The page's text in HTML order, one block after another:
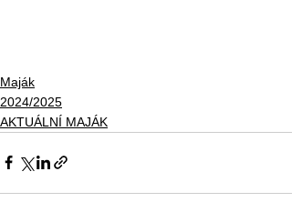
Maják
2024/2025
AKTUÁLNÍ MAJÁK